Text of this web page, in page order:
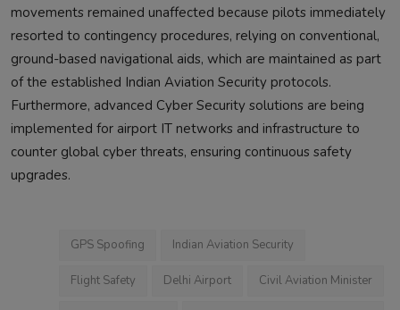
movements remained unaffected because pilots immediately
resorted to contingency procedures, relying on conventional,
ground-based navigational aids, which are maintained as part
of the established Indian Aviation Security protocols.
Furthermore, advanced Cyber Security solutions are being
implemented for airport IT networks and infrastructure to
counter global cyber threats, ensuring continuous safety
upgrades.
GPS Spoofing Indian Aviation Security
Flight Safety Delhi Airport Civil Aviation Minister